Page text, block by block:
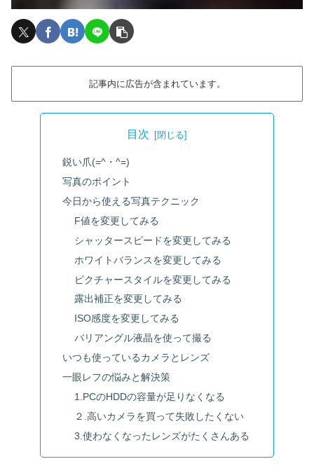
記事内に広告が含まれています。
目次
鋭い爪(=^・^=)
写真のポイント
今日から使える写真テクニック
F値を変更してみる
シャッタースピードを変更してみる
ホワイトバランスを変更してみる
ピクチャースタイルを変更してみる
露出補正を変更してみる
ISO感度を変更してみる
バリアングル液晶を使って撮る
いつも使っているカメラとレンズ
一眼レフの悩みと解決策
1.PCのHDDの容量が足りなくなる
２.高いカメラを買って失敗したくない
3.使わなくなったレンズがたくさんある